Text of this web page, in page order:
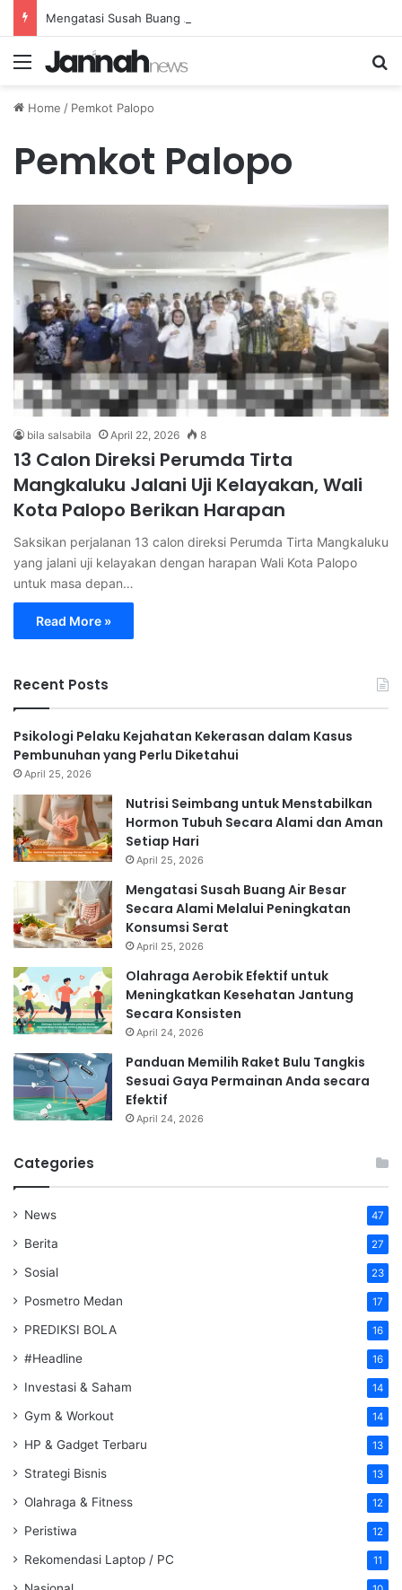
Menu
Home / Pemkot Palopo
Pemkot Palopo
bila salsabila April 22, 2026 8
13 Calon Direksi Perumda Tirta
Mangkaluku Jalani Uji Kelayakan, Wali
Kota Palopo Berikan Harapan
Saksikan perjalanan 13 calon direksi Perumda Tirta Mangkaluku
yang jalani uji kelayakan dengan harapan Wali Kota Palopo
untuk masa depan…
Read More »
Recent Posts
Psikologi Pelaku Kejahatan Kekerasan dalam Kasus
Pembunuhan yang Perlu Diketahui
April 25, 2026
Nutrisi Seimbang untuk Menstabilkan
Hormon Tubuh Secara Alami dan Aman
Setiap Hari
April 25, 2026
Mengatasi Susah Buang Air Besar
Secara Alami Melalui Peningkatan
Konsumsi Serat
April 25, 2026
Olahraga Aerobik Efektif untuk
Meningkatkan Kesehatan Jantung
Secara Konsisten
April 24, 2026
Panduan Memilih Raket Bulu Tangkis
Sesuai Gaya Permainan Anda secara
Efektif
April 24, 2026
Categories
News 47
Berita 27
Sosial 23
Posmetro Medan 17
PREDIKSI BOLA 16
#Headline 16
Investasi & Saham 14
Gym & Workout 14
HP & Gadget Terbaru 13
Strategi Bisnis 13
Olahraga & Fitness 12
Peristiwa 12
Rekomendasi Laptop / PC 11